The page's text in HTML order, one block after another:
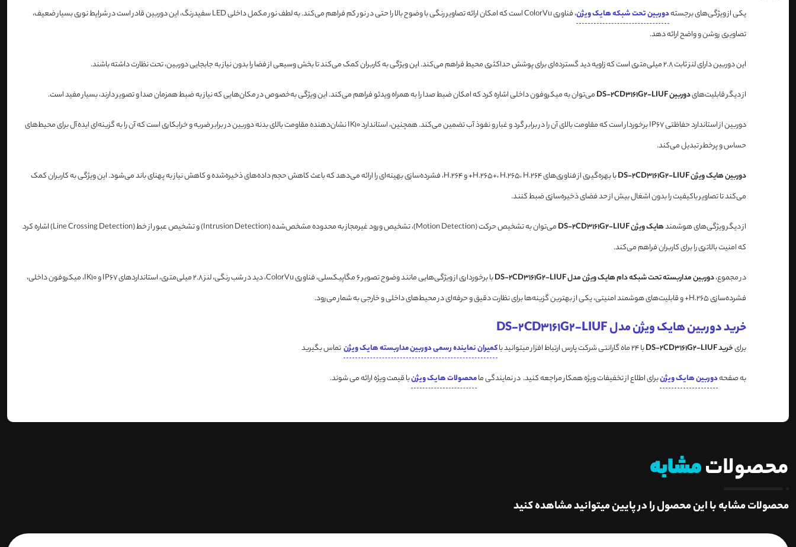
یکی از ویژگی‌های برجستهدوربین تحت شبکه هایک ویژن
، فناوری ColorVu است که امکان ارائه تصاویر رنگی با وضوح بالا را حتی در نور کم فراهم می‌کند. به لطف نور مکمل داخلی LED سفید‌رنگ، این دوربین قادر است در شرایط نوری بسیار ضعیف،
تصاویری روشن و واضح ارائه دهد.
این دوربین دارای لنز ثابت 2.8 میلی‌متری است که زاویه دید گسترده‌ای برای پوشش حداکثری محیط فراهم می‌کند. این ویژگی به کاربران کمک می‌کند تا بخش وسیعی از فضا را بدون نیاز به جابجایی دوربین، تحت نظارت داشته باشند.
از دیگر قابلیت‌هایدوربین DS-2CD3161G2-LIUF می‌توان به میکروفون داخلی اشاره کرد که امکان ضبط صدا را به همراه ویدئو فراهم می‌کند. این ویژگی به‌خصوص در مکان‌هایی که نیاز به ضبط همزمان صدا و تصویر دارند، بسیار مفید است.
دوربین از استاندارد حفاظتی IP67 برخوردار است که مقاومت بالای آن را در برابر گرد و غبار و نفوذ آب تضمین می‌کند. همچنین، استاندارد IK10 نشان‌دهنده مقاومت بالای بدنه دوربین در برابر ضربه و خرابکاری است که آن را به گزینه‌ای ایده‌آل برای محیط‌های
حساس و پرخطر تبدیل می‌کند.
دوربین هایک ویژن DS-2CD3161G2-LIUF
با بهره‌گیری از فناوری‌های H.265+، H.265، H.264+ و H.264، فشرده‌سازی بهینه‌ای را ارائه می‌دهد که باعث کاهش حجم داده‌های ذخیره‌شده و کاهش نیاز به پهنای باند می‌شود. این ویژگی به کاربران کمک
می‌کند تا تصاویر باکیفیت را بدون اشغال بیش از حد فضای ذخیره‌سازی ضبط کنند.
از دیگر ویژگی‌های هوشمندهایک ویژن DS-2CD3161G2-LIUF
می‌توان به تشخیص حرکت (Motion Detection)، تشخیص ورود غیرمجاز به محدوده مشخص‌شده (Intrusion Detection) و تشخیص عبور از خط (Line Crossing Detection) اشاره کرد
که امنیت بالاتری را برای کاربران فراهم می‌کند.
در مجموع،دوربین مداربسته تحت شبکه دام هایک ویژن مدل DS-2CD3161G2-LIUF
با برخورداری از ویژگی‌هایی مانند وضوح تصویر 6 مگاپیکسلی، فناوری ColorVu، دید در شب رنگی، لنز 2.8 میلی‌متری، استانداردهای IP67 و IK10، میکروفون داخلی،
فشرده‌سازی H.265+ و قابلیت‌های هوشمند امنیتی، یکی از بهترین گزینه‌ها برای نظارت دقیق و حرفه‌ای در محیط‌های داخلی و خارجی به شمار می‌رود.
خرید دوربین هایک ویژن مدل DS-2CD3161G2-LIUF
برایخرید DS-2CD3161G2-LIUF با 24 ماه گارانتی شرکت پارس ارتباط افزار میتوانید با کمیران نماینده رسمی دوربین مداربسته هایک ویژنتماس بگیرید
به صفحهدوربین هایک ویژنبرای اطلاع از تخفیفات ویژه همکار مراجعه کنید. در نمایندگی مامحصولات هایک ویژنبا قیمت ویژه ارائه می شوند.
محصولاتمشابه
محصولات مشابه با این محصول را در پایین میتوانید مشاهده کنید